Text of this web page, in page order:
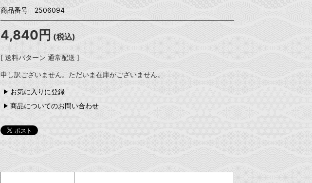
商品番号 2506094
4,840円 (税込)
[ 送料パターン 通常配送 ]
申し訳ございません。ただいま在庫がございません。
お気に入りに登録
商品についてのお問い合わせ